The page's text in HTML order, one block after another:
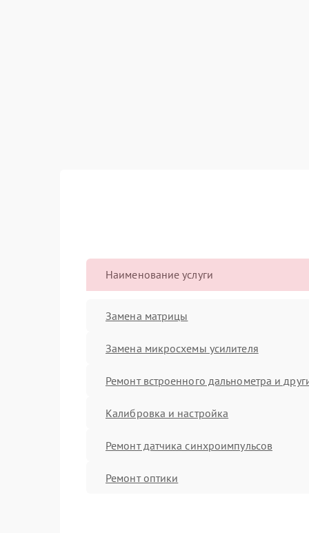
Наименование услуги
Замена матрицы
Замена микросхемы усилителя
Ремонт встроенного дальнометра и
Калибровка и настройка
Ремонт датчика синхроимпульсов
Ремонт оптики